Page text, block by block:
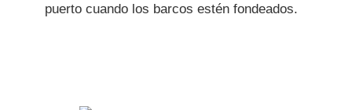
puerto cuando los barcos estén fondeados.